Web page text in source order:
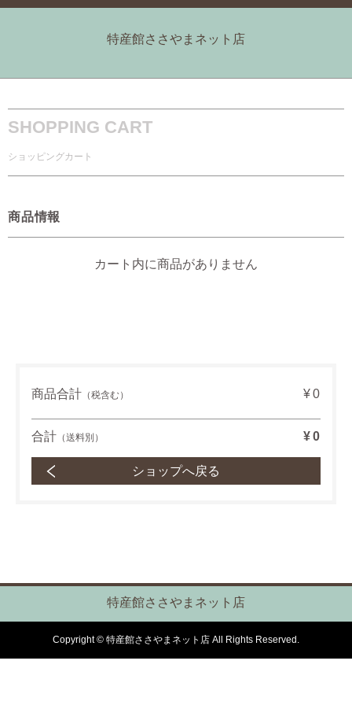
特産館ささやまネット店
SHOPPING CART
ショッピングカート
商品情報
カート内に商品がありません
商品合計 （税含む） ¥0
合計 （送料別） ¥0
ショップへ戻る
特産館ささやまネット店
Copyright © 特産館ささやまネット店 All Rights Reserved.